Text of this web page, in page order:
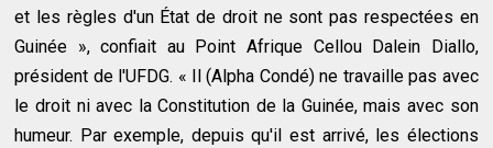
et les règles d'un État de droit ne sont pas respectées en
Guinée », confiait au Point Afrique Cellou Dalein Diallo,
président de l'UFDG. « Il (Alpha Condé) ne travaille pas avec
le droit ni avec la Constitution de la Guinée, mais avec son
humeur. Par exemple, depuis qu'il est arrivé, les élections